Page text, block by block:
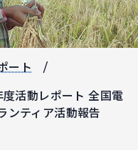
ート
活動レポート 全国電
ンティア活動報告